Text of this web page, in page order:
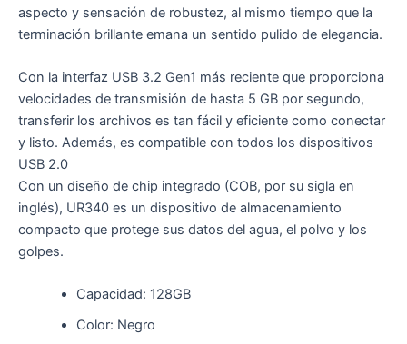
aspecto y sensación de robustez, al mismo tiempo que la
terminación brillante emana un sentido pulido de elegancia.
Con la interfaz USB 3.2 Gen1 más reciente que proporciona
velocidades de transmisión de hasta 5 GB por segundo,
transferir los archivos es tan fácil y eficiente como conectar
y listo. Además, es compatible con todos los dispositivos
USB 2.0
Con un diseño de chip integrado (COB, por su sigla en
inglés), UR340 es un dispositivo de almacenamiento
compacto que protege sus datos del agua, el polvo y los
golpes.
Capacidad: 128GB
Color: Negro